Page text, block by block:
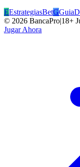
EEstrategiasBetG
© 2026 BancaPro|18+
Jugar Ahora